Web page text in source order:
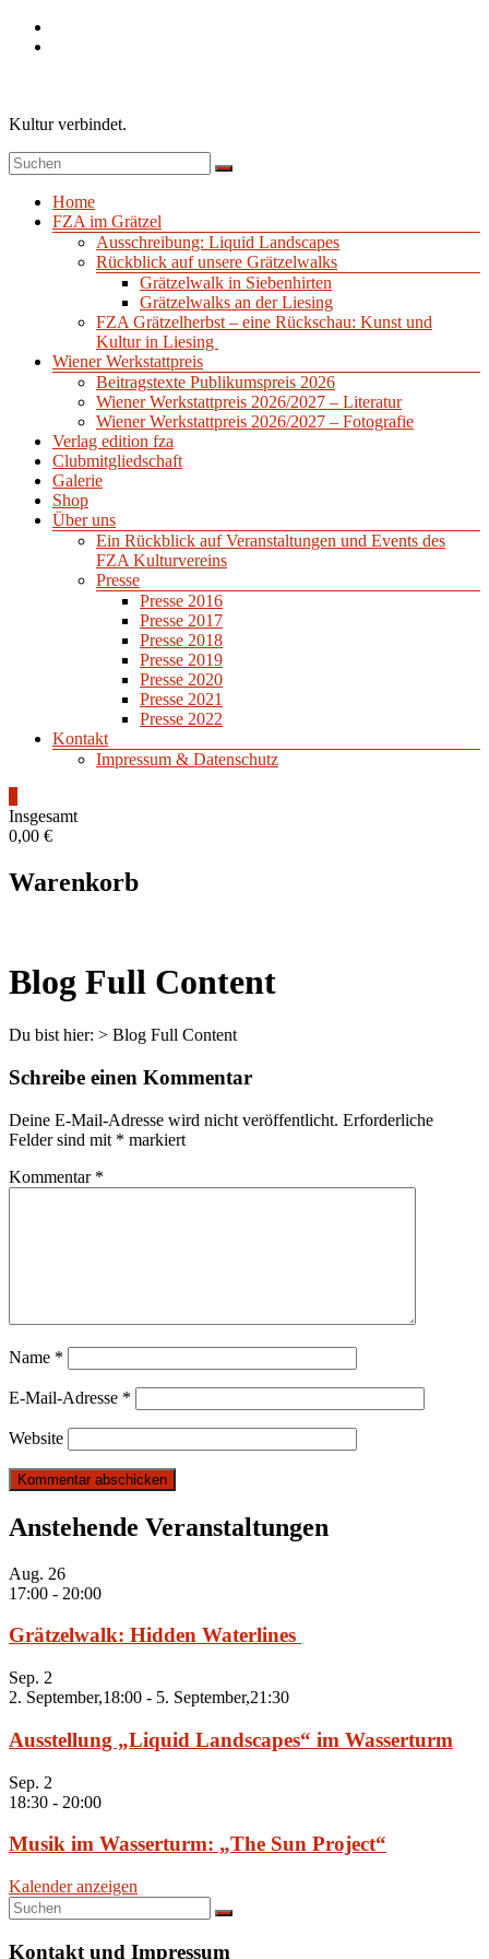
Zum
Inhalt
Kultur verbindet.
Menü
Home
FZA im Grätzel
Ausschreibung: Liquid Landscapes
Rückblick auf unsere Grätzelwalks
Grätzelwalk in Siebenhirten
Grätzelwalks an der Liesing
FZA Grätzelherbst – eine Rückschau: Kunst und
Kultur in Liesing
Wiener Werkstattpreis
Beitragstexte Publikumspreis 2026
Wiener Werkstattpreis 2026/2027 – Literatur
Wiener Werkstattpreis 2026/2027 – Fotografie
Verlag edition fza
Clubmitgliedschaft
Galerie
Shop
Über uns
Ein Rückblick auf Veranstaltungen und Events des
FZA Kulturvereins
Presse
Presse 2016
Presse 2017
Presse 2018
Presse 2019
Presse 2020
Presse 2021
Presse 2022
Kontakt
Impressum & Datenschutz
Insgesamt
0,00 €
Warenkorb
Blog Full Content
Du bist hier: > Blog Full Content
Schreibe einen Kommentar
Deine E-Mail-Adresse wird nicht veröffentlicht. Erforderliche
Felder sind mit * markiert
Kommentar *
Name *
E-Mail-Adresse *
Website
Anstehende Veranstaltungen
Aug. 26
17:00 - 20:00
Grätzelwalk: Hidden Waterlines
Sep. 2
2. September,18:00 - 5. September,21:30
Ausstellung „Liquid Landscapes“ im Wasserturm
Sep. 2
18:30 - 20:00
Musik im Wasserturm: „The Sun Project“
Kalender anzeigen
Kontakt und Impressum